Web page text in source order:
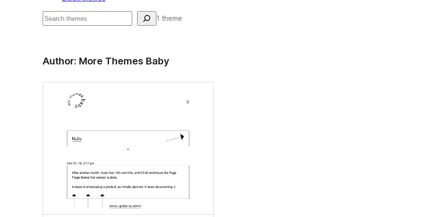
Hľadať 1 theme
Author: More Themes Baby